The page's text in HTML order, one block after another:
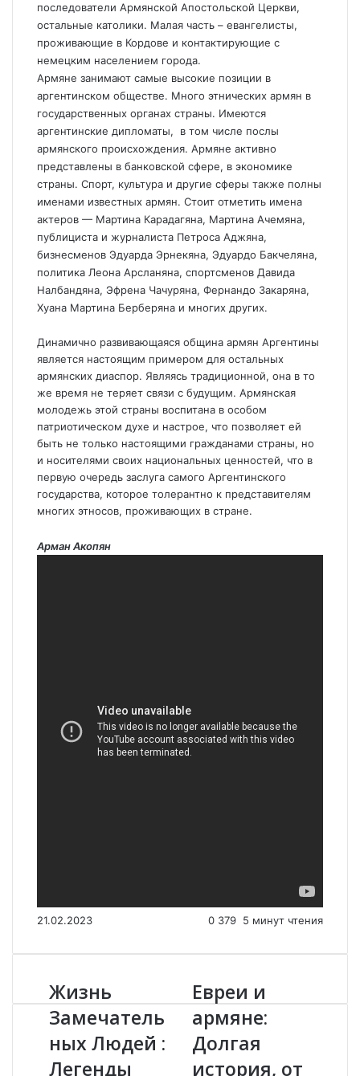
последователи Армянской Апостольской Церкви,
остальные католики. Малая часть – евангелисты,
проживающие в Кордове и контактирующие с
немецким населением города.
Армяне занимают самые высокие позиции в
аргентинском обществе. Много этнических армян в
государственных органах страны. Имеются
аргентинские дипломаты, в том числе послы
армянского происхождения. Армяне активно
представлены в банковской сфере, в экономике
страны. Спорт, культура и другие сферы также полны
именами известных армян. Стоит отметить имена
актеров — Мартина Карадагяна, Мартина Ачемяна,
публициста и журналиста Петроса Аджяна,
бизнесменов Эдуарда Эрнекяна, Эдуардо Бакчеляна,
политика Леона Арсланяна, спортсменов Давида
Налбандяна, Эфрена Чачуряна, Фернандо Закаряна,
Хуана Мартина Берберяна и многих других.
Динамично развивающаяся община армян Аргентины
является настоящим примером для остальных
армянских диаспор. Являясь традиционной, она в то
же время не теряет связи с будущим. Армянская
молодежь этой страны воспитана в особом
патриотическом духе и настрое, что позволяет ей
быть не только настоящими гражданами страны, но
и носителями своих национальных ценностей, что в
первую очередь заслуга самого Аргентинского
государства, которое толерантно к представителям
многих этносов, проживающих в стране.
Арман Акопян
21.02.2023 0 379 5 минут чтения
Ж
и
з
н
ь
З
Жизнь
Замечатель
ных Людей :
Легенды
Е
в
р
е
и
и
Евреи и
армяне:
Долгая
история, от